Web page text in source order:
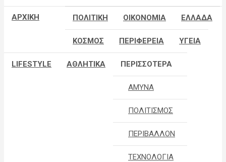
ΑΡΧΙΚΗ ΠΟΛΙΤΙΚΗ ΟΙΚΟΝΟΜΙΑ ΕΛΛΑΔΑ
ΚΟΣΜΟΣ ΠΕΡΙΦΕΡΕΙΑ ΥΓΕΙΑ
LIFESTYLE ΑΘΛΗΤΙΚΑ ΠΕΡΙΣΣΟΤΕΡΑ
ΑΜΥΝΑ
ΠΟΛΙΤΙΣΜΟΣ
ΠΕΡΙΒΑΛΛΟΝ
ΤΕΧΝΟΛΟΓΙΑ